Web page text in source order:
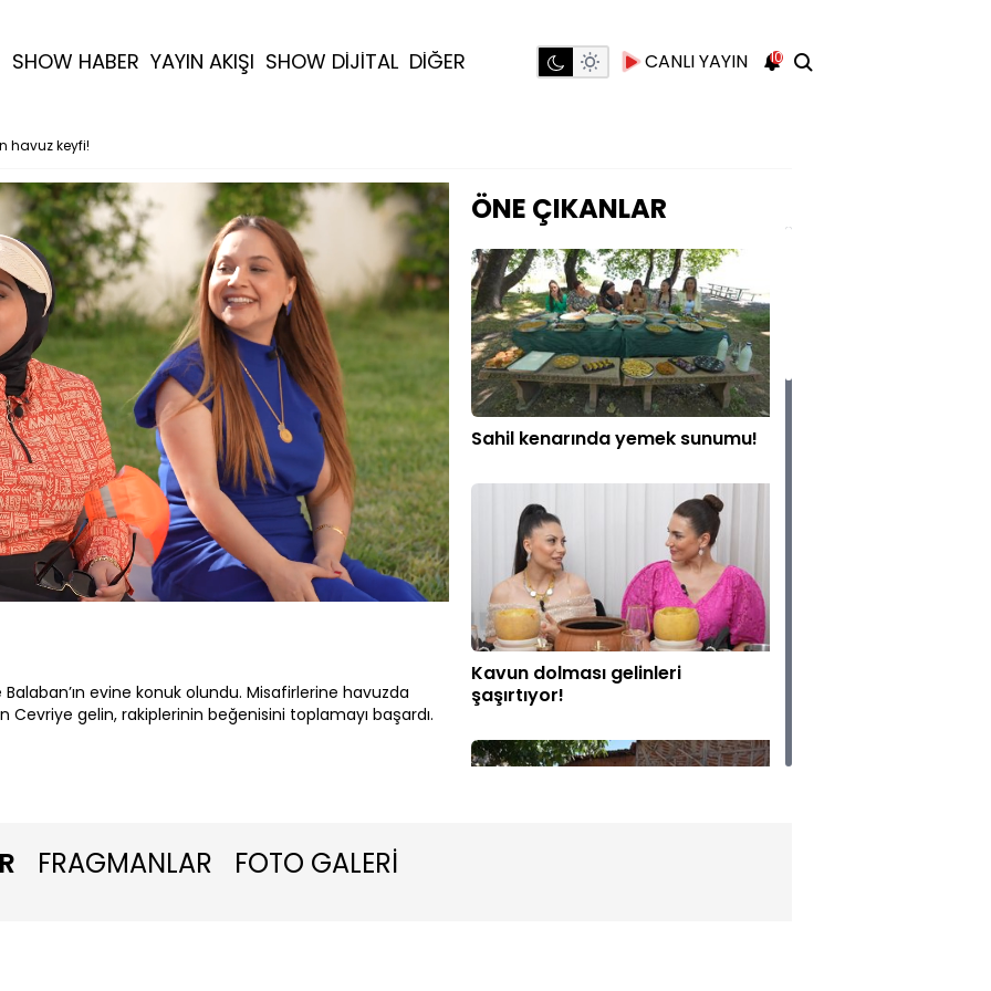
SHOW HABER YAYIN AKIŞI SHOW DİJİTAL DİĞER CANLI YAYIN 10
havuz keyfi!
Oynatma
evine konuk olundu. Misafirlerine havuzda
gelin, rakiplerinin beğenisini toplamayı başardı.
ÖNE ÇIKANLAR
Sahil kenarında yemek sunumu!
Kavun dolması gelinleri
şaşırtıyor!
FRAGMANLAR FOTO GALERİ